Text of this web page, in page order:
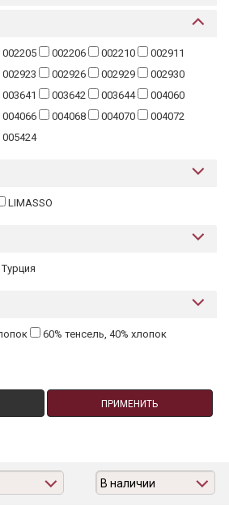
002205 002206 002210
002911
002923 002926 002929
002930
003641 003642 003644
004060
004066 004068 004070
004072
005424
LIMASSO
Турция
60% тенсель, 40% хлопок
ПРИМЕНИТЬ
В наличии